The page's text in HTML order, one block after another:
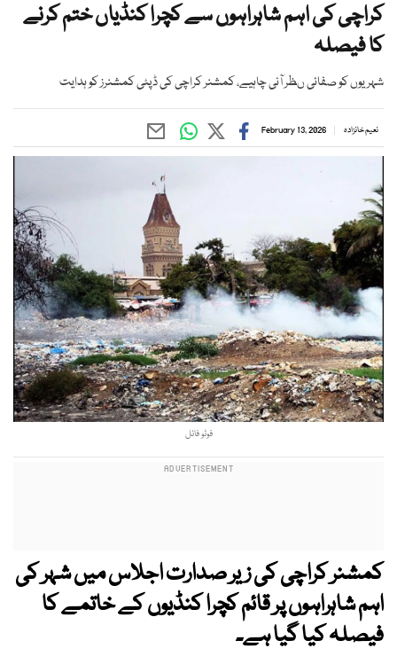
کراچی کی اہم شاہراہوں سے کچرا کنڈیاں ختم کرنے
کا فیصلہ
شہریوں کو صفائی ںظر آنی چاہیے، کمشنر کراچی کی ڈپٹی کمشنرز کو ہدایت
نعیم خانزادہ February 13, 2026
فوٹو فائل
کمشنر کراچی کی زیر صدارت اجلاس میں شہر کی
اہم شاہراہوں پر قائم کچرا کنڈیوں کے خاتمے کا
فیصلہ کیا گیا ہے۔